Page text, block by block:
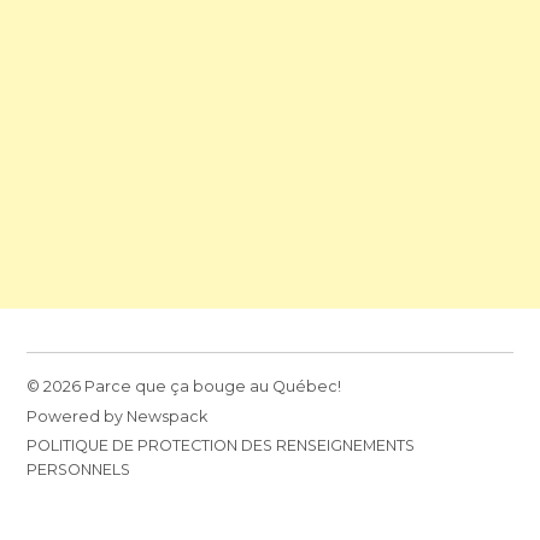
© 2026 Parce que ça bouge au Québec!
Powered by Newspack
POLITIQUE DE PROTECTION DES RENSEIGNEMENTS
PERSONNELS